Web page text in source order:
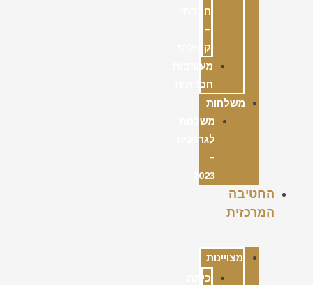
חברתי
–
קהילתי
מעורבות
חברתית
משלחות
משלחת
לגרמניה
–
2023
החטיבה
המרכזית
מצויינות
כיתת